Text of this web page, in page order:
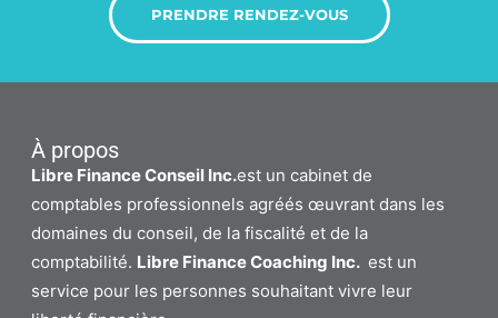
PRENDRE RENDEZ-VOUS
À propos
Libre Finance Conseil Inc.est un cabinet de
comptables professionnels agréés œuvrant dans les
domaines du conseil, de la fiscalité et de la
comptabilité. Libre Finance Coaching Inc. est un
service pour les personnes souhaitant vivre leur